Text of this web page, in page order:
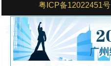
粤ICP备12022451号